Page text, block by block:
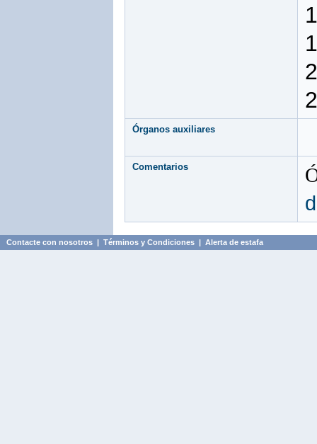
Órganos auxiliares
Comentarios
Contacte con nosotros | Términos y Condiciones | Alerta de estafa